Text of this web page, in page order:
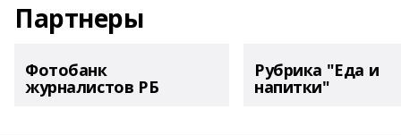
Партнеры
Фотобанк
журналистов РБ
Рубрика "Еда и
напитки"